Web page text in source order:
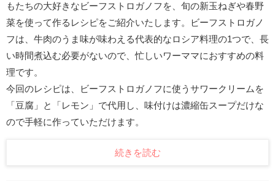
もたちの大好きなビーフストロガノフを、旬の新玉ねぎや春野
菜を使って作るレシピをご紹介いたします。ビーフストロガノ
フは、牛肉のうま味が味わえる代表的なロシア料理の1つで、長
い時間煮込む必要がないので、忙しいワーママにおすすめの料
理です。
今回のレシピは、ビーフストロガノフに使うサワークリームを
「豆腐」と「レモン」で代用し、味付けは濃縮缶スープだけな
ので手軽に作っていただけます。
続きを読む